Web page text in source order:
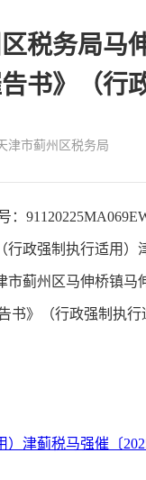
税务局马
书》（行
津市蓟州区税务局
强制执行适用）
蓟州区马伸桥镇马
书》（行政强制执行
）津蓟税马强催〔